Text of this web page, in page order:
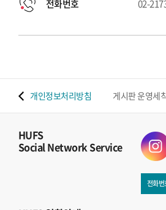
전화번호 02-
개인정보처리방침 게시판 운영세
HUFS
Social Network Service
전화번